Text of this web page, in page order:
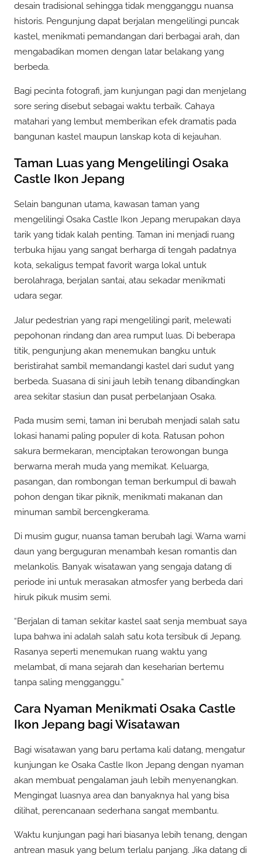
desain tradisional sehingga tidak mengganggu nuansa
historis. Pengunjung dapat berjalan mengelilingi puncak
kastel, menikmati pemandangan dari berbagai arah, dan
mengabadikan momen dengan latar belakang yang
berbeda.
Bagi pecinta fotografi, jam kunjungan pagi dan menjelang
sore sering disebut sebagai waktu terbaik. Cahaya
matahari yang lembut memberikan efek dramatis pada
bangunan kastel maupun lanskap kota di kejauhan.
Taman Luas yang Mengelilingi Osaka
Castle Ikon Jepang
Selain bangunan utama, kawasan taman yang
mengelilingi Osaka Castle Ikon Jepang merupakan daya
tarik yang tidak kalah penting. Taman ini menjadi ruang
terbuka hijau yang sangat berharga di tengah padatnya
kota, sekaligus tempat favorit warga lokal untuk
berolahraga, berjalan santai, atau sekadar menikmati
udara segar.
Jalur pedestrian yang rapi mengelilingi parit, melewati
pepohonan rindang dan area rumput luas. Di beberapa
titik, pengunjung akan menemukan bangku untuk
beristirahat sambil memandangi kastel dari sudut yang
berbeda. Suasana di sini jauh lebih tenang dibandingkan
area sekitar stasiun dan pusat perbelanjaan Osaka.
Pada musim semi, taman ini berubah menjadi salah satu
lokasi hanami paling populer di kota. Ratusan pohon
sakura bermekaran, menciptakan terowongan bunga
berwarna merah muda yang memikat. Keluarga,
pasangan, dan rombongan teman berkumpul di bawah
pohon dengan tikar piknik, menikmati makanan dan
minuman sambil bercengkerama.
Di musim gugur, nuansa taman berubah lagi. Warna warni
daun yang berguguran menambah kesan romantis dan
melankolis. Banyak wisatawan yang sengaja datang di
periode ini untuk merasakan atmosfer yang berbeda dari
hiruk pikuk musim semi.
“Berjalan di taman sekitar kastel saat senja membuat saya
lupa bahwa ini adalah salah satu kota tersibuk di Jepang.
Rasanya seperti menemukan ruang waktu yang
melambat, di mana sejarah dan keseharian bertemu
tanpa saling mengganggu.”
Cara Nyaman Menikmati Osaka Castle
Ikon Jepang bagi Wisatawan
Bagi wisatawan yang baru pertama kali datang, mengatur
kunjungan ke Osaka Castle Ikon Jepang dengan nyaman
akan membuat pengalaman jauh lebih menyenangkan.
Mengingat luasnya area dan banyaknya hal yang bisa
dilihat, perencanaan sederhana sangat membantu.
Waktu kunjungan pagi hari biasanya lebih tenang, dengan
antrean masuk yang belum terlalu panjang. Jika datang di